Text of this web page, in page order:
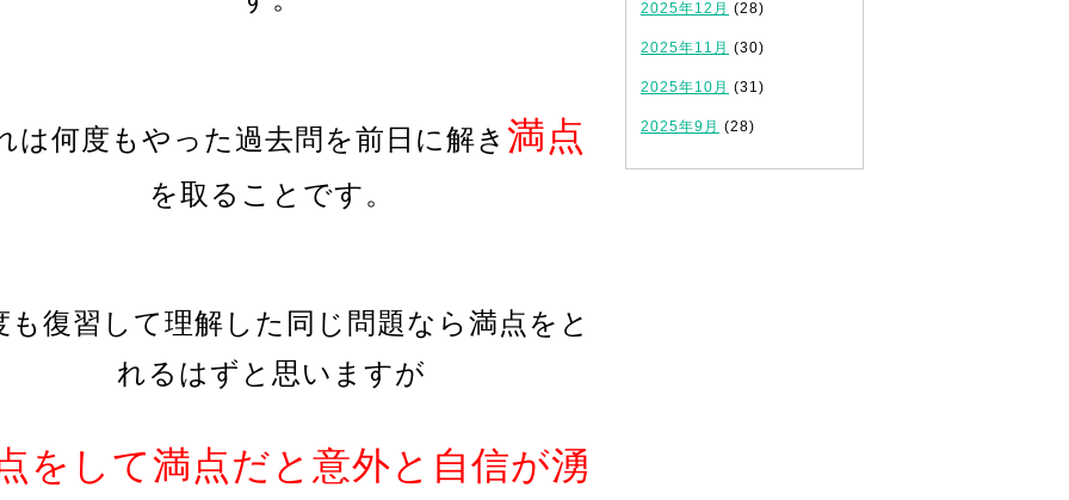
は何度もやった過去問を前日に解き 満点
を取ることです。
も復習して理解した同じ問題なら満点をと
れるはずと思いますが
をして満点だと意外と自信が湧
2025年12月 (28)
2025年11月 (30)
2025年10月 (31)
2025年9月 (28)